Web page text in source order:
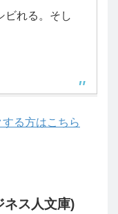
ビれる。そし
る方はこちら
ネス人文庫)